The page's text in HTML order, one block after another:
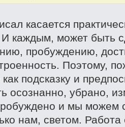
касается
каждым, может быть
пробуждению,
Поэтому,
подсказку и
осознанно, убрано,
и мы можем
нам, светом.